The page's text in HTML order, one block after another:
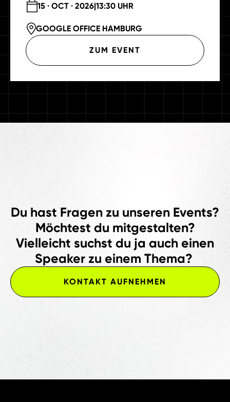
15 · OCT · 2026|13:30 UHR
GOOGLE OFFICE HAMBURG
ZUM EVENT
Du hast Fragen zu unseren Events?
Möchtest du mitgestalten?
Vielleicht suchst du ja auch einen
Speaker zu einem Thema?
KONTAKT AUFNEHMEN